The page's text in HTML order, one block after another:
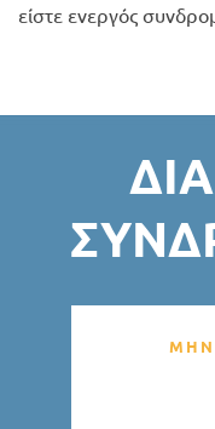
είστε ενεργός